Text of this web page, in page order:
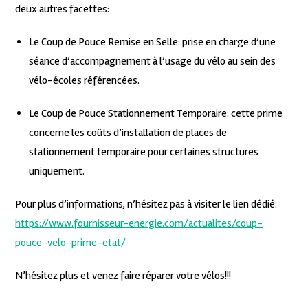
deux autres facettes:
Le Coup de Pouce Remise en Selle: prise en charge d’une
séance d’accompagnement à l’usage du vélo au sein des
vélo-écoles référencées.
Le Coup de Pouce Stationnement Temporaire: cette prime
concerne les coûts d’installation de places de
stationnement temporaire pour certaines structures
uniquement.
Pour plus d’informations, n’hésitez pas à visiter le lien dédié:
https://www.fournisseur-energie.com/actualites/coup-
pouce-velo-prime-etat/
N’hésitez plus et venez faire réparer votre vélos!!!